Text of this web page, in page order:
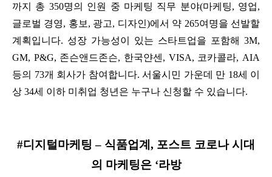
까지 총 350명의 인원 중 마케팅 직무 분야(마케팅, 영업,
글로벌 경영, 홍보, 광고, 디자인)에서 약 265여명을 선발할
계획입니다. 성장 가능성이 있는 스타트업을 포함해 3M,
GM, P&G, 존슨앤드존슨, 한국얀센, VISA, 코카콜라, AIA
등의 73개 회사가 참여합니다. 서울시민 가운데 만 18세 이
상 34세 이하 미취업 청년은 누구나 신청할 수 있습니다.
#디지털마케팅 – 식품업계, 포스트 코로나 시대
의 마케팅은 ‘라방